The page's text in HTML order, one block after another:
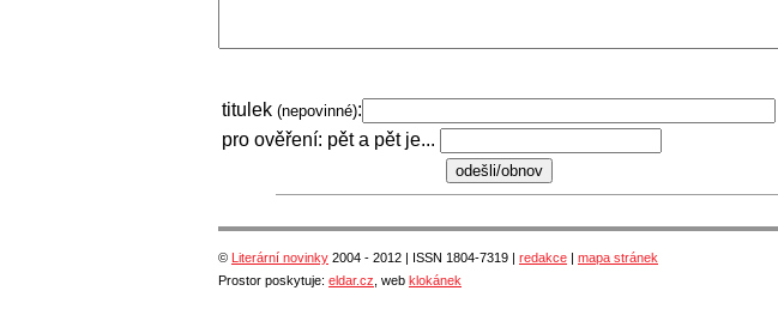
titulek (nepovinné):
pro ověření: pět a pět je...
© Literární novinky 2004 - 2012 | ISSN 1804-7319 | redakce | mapa stránek
Prostor poskytuje: eldar.cz , web klokánek